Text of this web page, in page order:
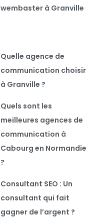
wembaster à Granville
Quelle agence de
communication choisir
à Granville ?
Quels sont les
meilleures agences de
communication à
Cabourg en Normandie
?
Consultant SEO : Un
consultant qui fait
gagner de l’argent ?